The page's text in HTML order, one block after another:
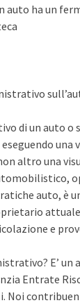
auto ha un
di un auto o
una
altro una
auto, è
e
E’ un
Entrate
Noi